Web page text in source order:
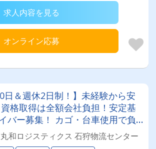
求人内容を見る
オンライン応募
日＆週休2日制！】未経験から安
格取得は全額会社負担！安定基
バー募集！ カゴ・台車使用で負
性別問わず活躍できるお仕事で
和ロジスティクス 石狩物流センター